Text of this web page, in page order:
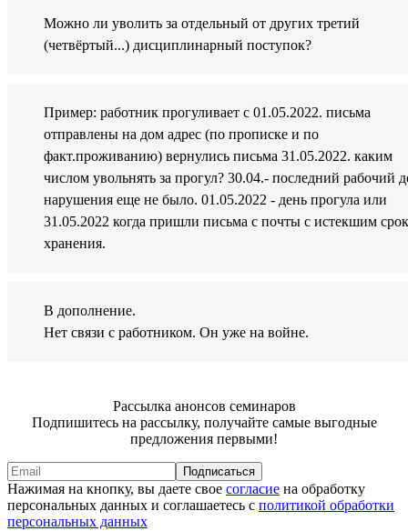
Можно ли уволить за отдельный от других третий
(четвёртый...) дисциплинарный поступок?
Пример: работник прогуливает с 01.05.2022. письма
отправлены на дом адрес (по прописке и по
факт.проживанию) вернулись письма 31.05.2022. каким
числом увольнять за прогул? 30.04.- последний рабочий
нарушения еще не было. 01.05.2022 - день прогула или
31.05.2022 когда пришли письма с почты с истекшим
хранения.
В дополнение.
Нет связи с работником. Он уже на войне.
Рассылка анонсов семинаров
Подпишитесь на рассылку, получайте самые выгодные
предложения первыми!
Подписаться
Нажимая на кнопку, вы даете свое согласие на обработку
персональных данных и соглашаетесь с политикой обработки
персональных данных